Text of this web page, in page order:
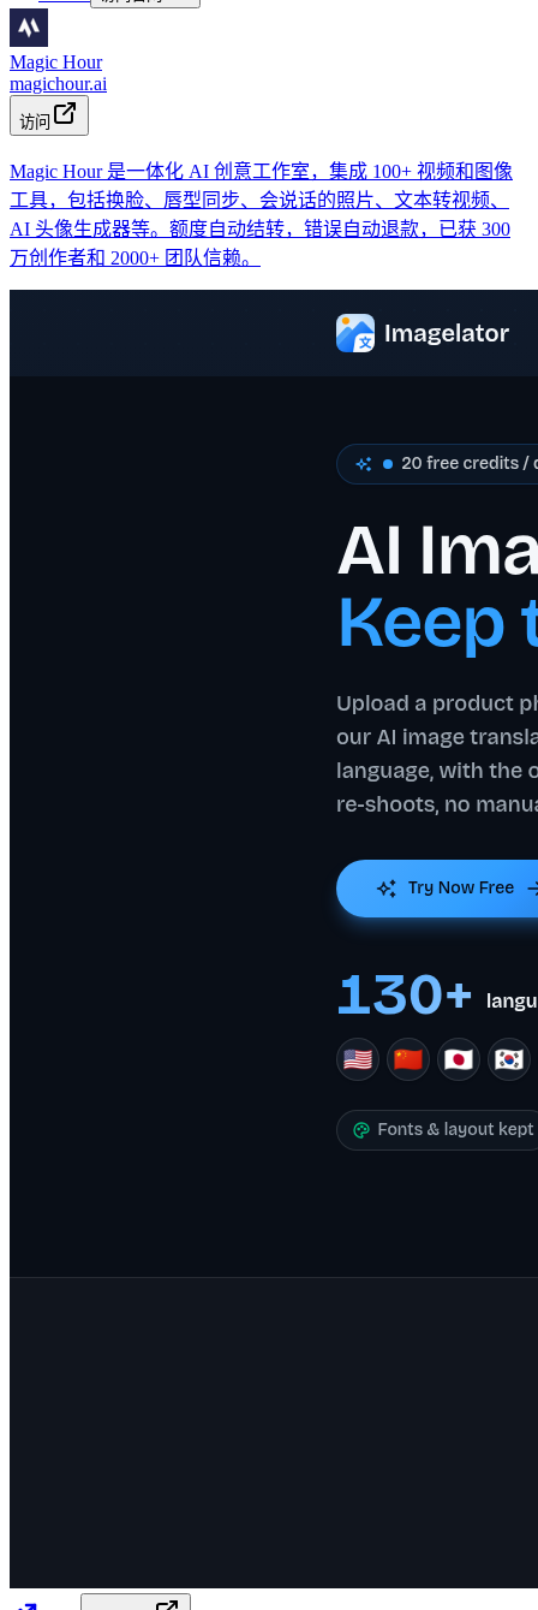
Magic Hour
magichour.ai
访问
Magic Hour 是一体化 AI 创意工作室，集成 100+ 视频和图像
工具，包括换脸、唇型同步、会说话的照片、文本转视频、
AI 头像生成器等。额度自动结转，错误自动退款，已获 300
万创作者和 2000+ 团队信赖。